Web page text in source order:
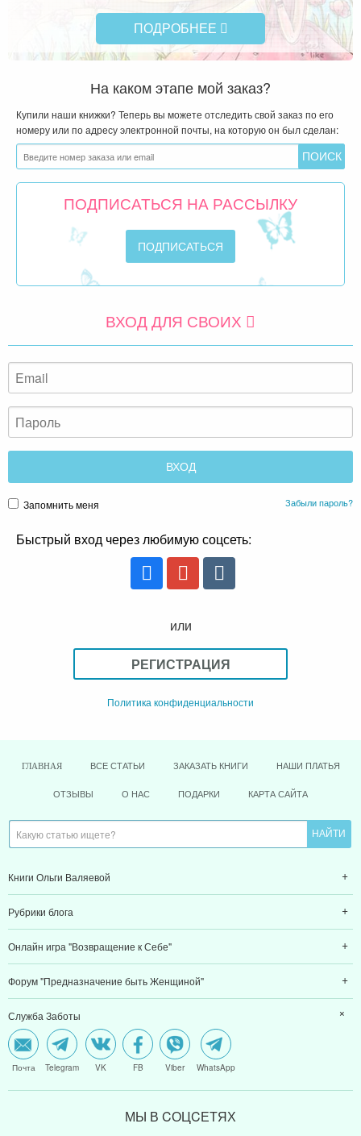
ПОДРОБНЕЕ
На каком этапе мой заказ?
Купили наши книжки? Теперь вы можете отследить свой заказ по его
номеру или по адресу электронной почты, на которую он был сделан:
ПОДПИСАТЬСЯ НА РАССЫЛКУ
ВХОД ДЛЯ СВОИХ
Запомнить меня Забыли пароль?
Быстрый вход через любимую соцсеть:
или
РЕГИСТРАЦИЯ
Политика конфиденциальности
ГЛАВНАЯ ВСЕ СТАТЬИ ЗАКАЗАТЬ КНИГИ НАШИ ПЛАТЬЯ
ОТЗЫВЫ О НАС ПОДАРКИ КАРТА САЙТА
Книги Ольги Валяевой
Рубрики блога
Онлайн игра "Возвращение к Себе"
Форум "Предназначение быть Женщиной"
Служба Заботы
Почта Telegram VK FB Viber WhatsApp
МЫ В CОЦCЕТЯХ